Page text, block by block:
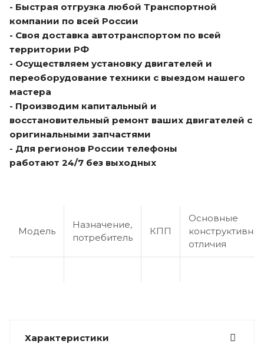
- Быстрая отгрузка любой Транспортной
компании по всей России
- Своя доставка автотранспортом по всей
территории РФ
- Осуществляем установку двигателей и
переоборудование техники с выездом нашего
мастера
- Производим капитальный и
восстановительный ремонт ваших двигателей с
оригинальными запчастями
- Для регионов России телефоны
работают 24/7 без выходных
Модель
Назначение,
потребитель
КПП
Основные
отличия
Характеристики